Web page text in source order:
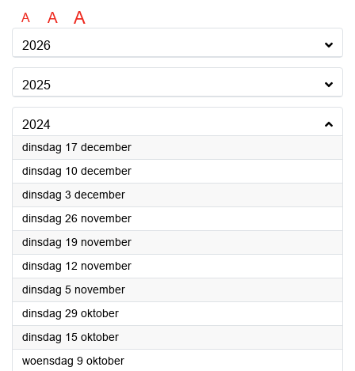
A A A
2026
2025
2024
dinsdag 17 december2024
dinsdag 10 december2024
dinsdag 3 december2024
dinsdag 26 november2024
dinsdag 19 november2024
dinsdag 12 november2024
dinsdag 5 november2024
dinsdag 29 oktober2024
dinsdag 15 oktober2024
woensdag 9 oktober2024